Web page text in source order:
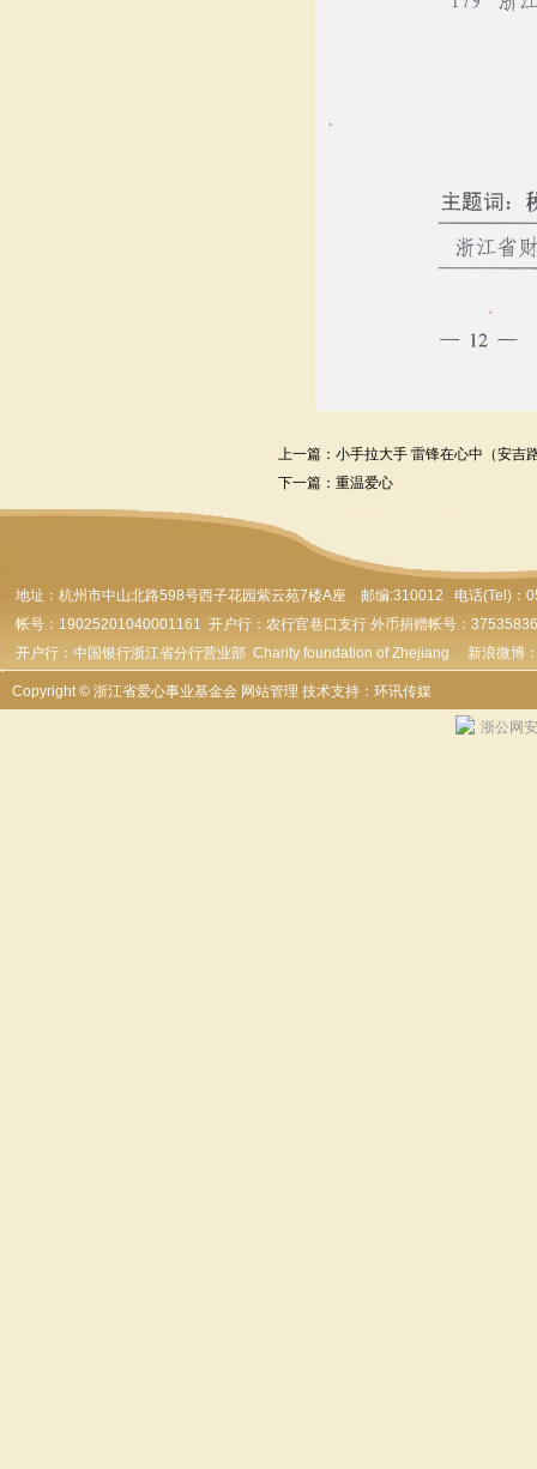
上一篇： 小手拉大手 雷锋在心中（安吉
下一篇： 重温爱心
地址：杭州市中山北路598号西子花园紫云苑7楼A座 邮编:310012 电话(Tel)
帐号：19025201040001161 开户行：农行官巷口支行 外币捐赠帐号：
开户行：中国银行浙江省分行营业部 Charity foundation of Zhejiang 新浪微博
Copyright © 浙江省爱心事业基金会 网站管理 技术支持：环讯传媒
浙公网